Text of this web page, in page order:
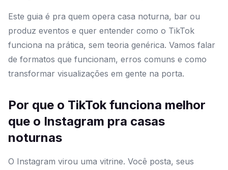
Este guia é pra quem opera casa noturna, bar ou
produz eventos e quer entender como o TikTok
funciona na prática, sem teoria genérica. Vamos falar
de formatos que funcionam, erros comuns e como
transformar visualizações em gente na porta.
Por que o TikTok funciona melhor
que o Instagram pra casas
noturnas
O Instagram virou uma vitrine. Você posta, seus